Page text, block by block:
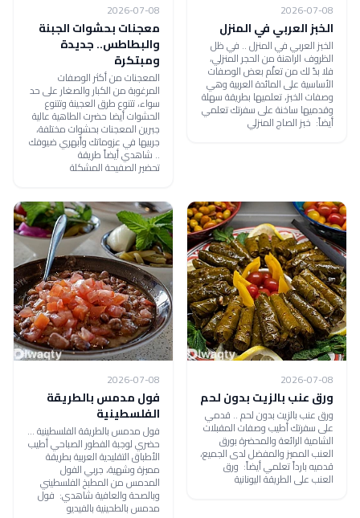
2026-07-08
الخبز العربي في المنزل
الخبز العربي في المنزل .. في ظل
الظروف الراهنة من الحجر المنزلي،
فلا بدّ لك من تعلّم بعض الوصفات
الأساسية على المائدة العربية وهي
وصفات الخبز، تعلميها بطريقة سهلة
وقدميها ساخنة على سفرتك تعلمي
أيضاً: خبز الصاج المنزلي
2026-07-08
معجنات بحشوات الجبنة
والبطاطس.. جديدة
ومبتكرة
المعجنات من أكثر الوصفات
المرغوبة من الكبار والصغار على حد
سواء، تتنوع طرق العجينة وتتنوع
الحشوات أيضا حضرت الطاهية عالية
جبرين المعجنات بحشوات مختلفة،
جربيها في عزوماتك وأبهري ضيوفك
.. شاهدي أيضاً طريقة
تحضير الصفيحة المشكلة
2026-07-08
ورق عنب بالزيت بدون لحم
ورق عنب بالزيت بدون لحم .. قدمي
على سفرتك أطيب وصفات المقبلات
الشامية الرائعة والمحضرة بورق
العنب المميز والمفضل لدى الجميع،
قدميه بارداً تعلمي أيضاً: ورق
العنب على الطريقة اليونانية
2026-07-08
فول مدمس بالطريقة
الفلسطينية
فول مدمس بالطريقة الفلسطينية ...
حضري لوجبة الفطور الصباحي أطيب
الأطباق التقليدية العربية بطريقة
مميزة وشهية، جربي الفول
المدمس من المطبخ الفلسطيني
وبالصحة والعافية شاهدي: فول
مدمس بالطحينية بالفيديو